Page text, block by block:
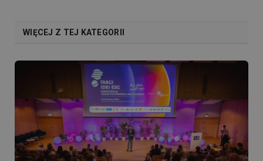
WIĘCEJ Z TEJ KATEGORII